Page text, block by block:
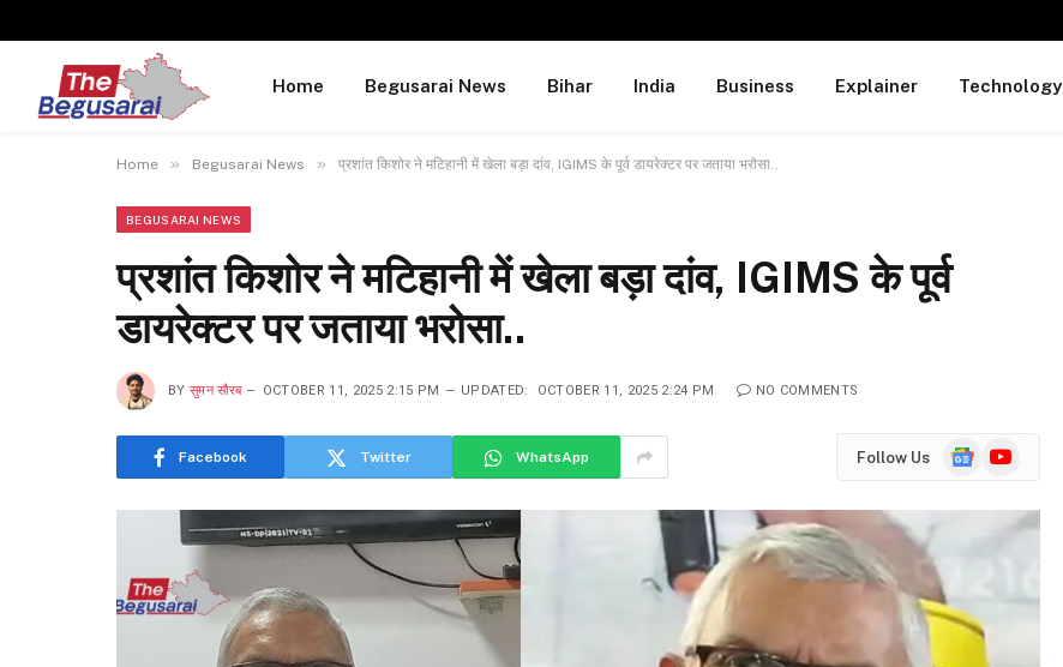
Home Begusarai News Bihar India Business Explainer Technology
Home » Begusarai News » प्रशांत किशोर ने मटिहानी में खेला बड़ा दांव, IGIMS के पूर्व डायरेक्टर पर जताया भरोसा..
BEGUSARAI NEWS
प्रशांत किशोर ने मटिहानी में खेला बड़ा दांव, IGIMS के पूर्व
डायरेक्टर पर जताया भरोसा..
BY सुमन सौरब OCTOBER 11, 2025 2:15 PM UPDATED: OCTOBER 11, 2025 2:24 PM NO COMMENTS
Facebook Twitter WhatsApp Follow Us
GoogleYouTube